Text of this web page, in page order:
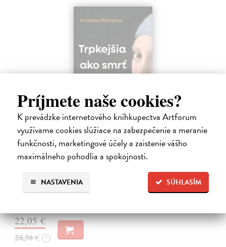
Príjmete naše cookies?
K prevádzke internetového kníhkupectva Artforum
využívame cookies slúžiace na zabezpečenie a meranie
funkčnosti, marketingové účely a zaistenie vášho
maximálneho pohodlia a spokojnosti.
SÚHLASÍM
NASTAVENIA
Trpkejšia ako smrť je žena
Marneros Andreas| Kniha
JE TO MOŽNO NAJVÄČŠIA REVOLÚCIA NAŠICH DNÍ:
rovnocennosť a rovnoprávnosť ženy a muža. Vojna a mier medzi
pohlaviami sa však nezačali feminizmom 20. storočia, ale ich
spolužitím.
22,05 €
24,50 € ?